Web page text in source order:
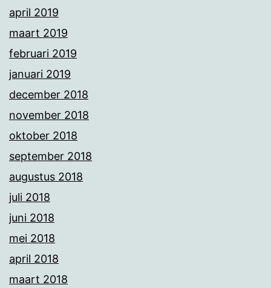
april 2019
maart 2019
februari 2019
januari 2019
december 2018
november 2018
oktober 2018
september 2018
augustus 2018
juli 2018
juni 2018
mei 2018
april 2018
maart 2018